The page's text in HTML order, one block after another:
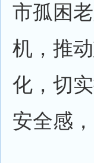
市孤困
机，推
化，切
安全感